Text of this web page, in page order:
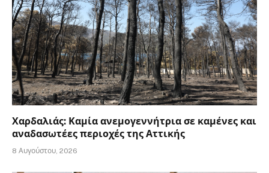
Χαρδαλιάς: Καμία ανεμογεννήτρια σε καμένες και
αναδασωτέες περιοχές της Αττικής
8 Αυγούστου, 2026